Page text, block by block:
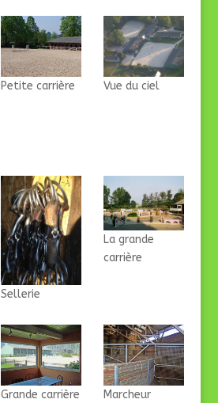
Petite carrière Vue du ciel
Sellerie
La grande
carrière
Grande carrière
Marcheur